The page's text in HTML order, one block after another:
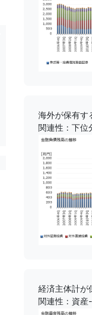
海外が保有す
関連性：下位
経済主体計が
関連性：資